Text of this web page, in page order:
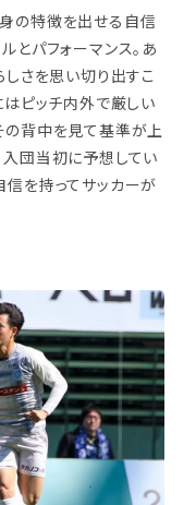
の特徴を出せる自信
とパフォーマンス。あ
しさを思い切り出すこ
はピッチ内外で厳しい
の背中を見て基準が上
入団当初に予想してい
を持ってサッカーが